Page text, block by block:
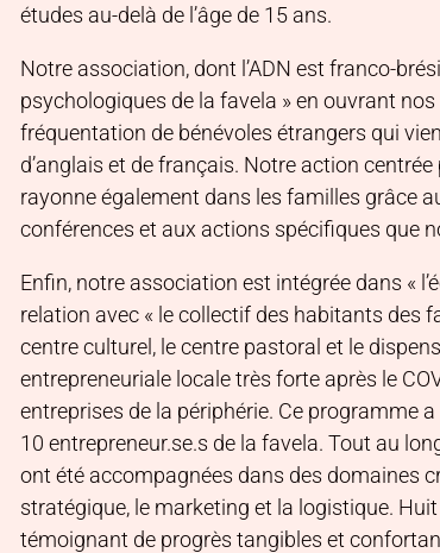
études au-delà de l’âge de 15 ans.
Notre association, dont l’ADN est franco-
psychologiques de la favela » en ouvrant
fréquentation de bénévoles étrangers qui
d’anglais et de français. Notre action
rayonne également dans les familles grâce
conférences et aux actions spécifiques que
Enfin, notre association est intégrée dans «
relation avec « le collectif des habitants des
centre culturel, le centre pastoral et le
entrepreneuriale locale très forte après le
entreprises de la périphérie. Ce programme
10 entrepreneur.se.s de la favela. Tout au
ont été accompagnées dans des domaines
stratégique, le marketing et la logistique.
témoignant de progrès tangibles et